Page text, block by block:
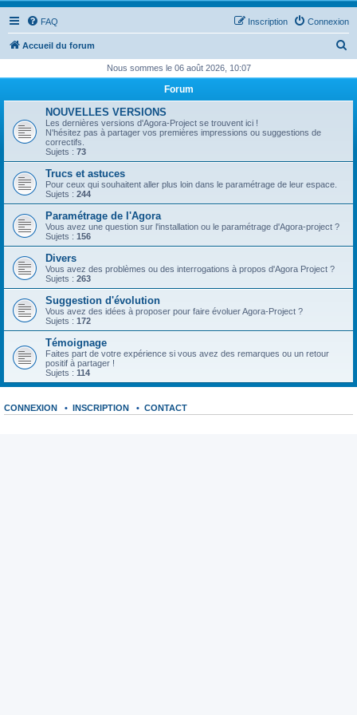
FAQ Connexion
Inscription
Accueil du forum
h
c
Nous sommes le 06 août 2026, 10:07
Forum
NOUVELLES VERSIONS
Les dernières versions d'Agora-Project se trouvent ici !
N'hésitez pas à partager vos premières impressions ou suggestions de
correctifs.
Sujets : 73
Trucs et astuces
Pour ceux qui souhaitent aller plus loin dans le paramétrage de leur espace.
Sujets : 244
Paramétrage de l'Agora
Vous avez une question sur l'installation ou le paramétrage d'Agora-project ?
Sujets : 156
Divers
Vous avez des problèmes ou des interrogations à propos d'Agora Project ?
Sujets : 263
Suggestion d'évolution
Vous avez des idées à proposer pour faire évoluer Agora-Project ?
Sujets : 172
Témoignage
Faites part de votre expérience si vous avez des remarques ou un retour
positif à partager !
Sujets : 114
CONNEXION • INSCRIPTION • CONTACT